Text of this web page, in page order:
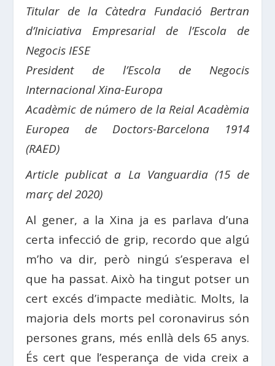
Titular de la Càtedra Fundació Bertran
d’Iniciativa Empresarial de l’Escola de
Negocis IESE
President de l’Escola de Negocis
Internacional Xina-Europa
Acadèmic de número de la Reial Acadèmia
Europea de Doctors-Barcelona 1914
(RAED)
Article publicat a La Vanguardia (15 de
març del 2020)
Al gener, a la Xina ja es parlava d’una
certa infecció de grip, recordo que algú
m’ho va dir, però ningú s’esperava el
que ha passat. Això ha tingut potser un
cert excés d’impacte mediàtic. Molts, la
majoria dels morts pel coronavirus són
persones grans, més enllà dels 65 anys.
És cert que l’esperança de vida creix a